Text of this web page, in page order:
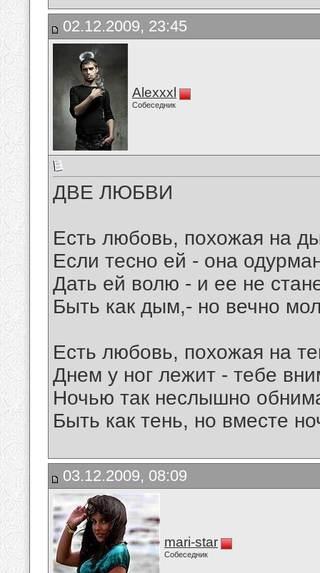
02.12.2009, 23:45
Alexxxl
Собеседник
ДВЕ ЛЮБВИ
Есть любовь, похожая на
Если тесно ей - она
Дать ей волю - и ее не
Быть как дым,- но вечно
Есть любовь, похожая на
Днем у ног лежит - тебе
Ночью так неслышно
Быть как тень, но вместе
03.12.2009, 08:09
mari-star
Собеседник